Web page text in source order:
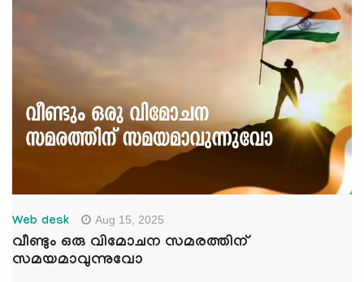
Web desk Aug 15, 2025
വീണ്ടും ഒരു വിമോചന സമരത്തിന്
സമയമാവുന്നുവോ